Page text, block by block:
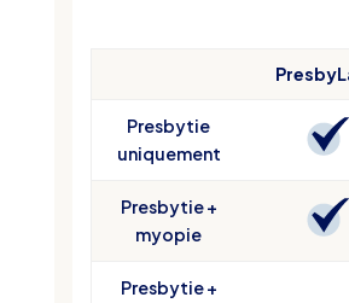
Presbytie
uniquement
Presbytie +
myopie
Presbytie +